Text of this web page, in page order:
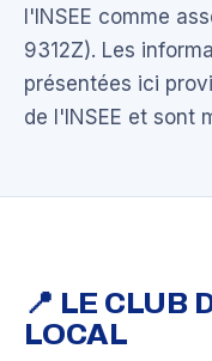
l'INSEE comme
9312Z). Les
présentées ici
de l'INSEE et sont
📍 LE CLUB
LOCAL